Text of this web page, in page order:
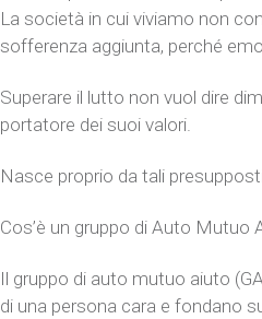
La società in cui viviamo non
sofferenza aggiunta, perché
Superare il lutto non vuol dire
portatore dei suoi valori.
Nasce proprio da tali
Cos’è un gruppo di Auto Mutuo
Il gruppo di auto mutuo aiuto
di una persona cara e fondano